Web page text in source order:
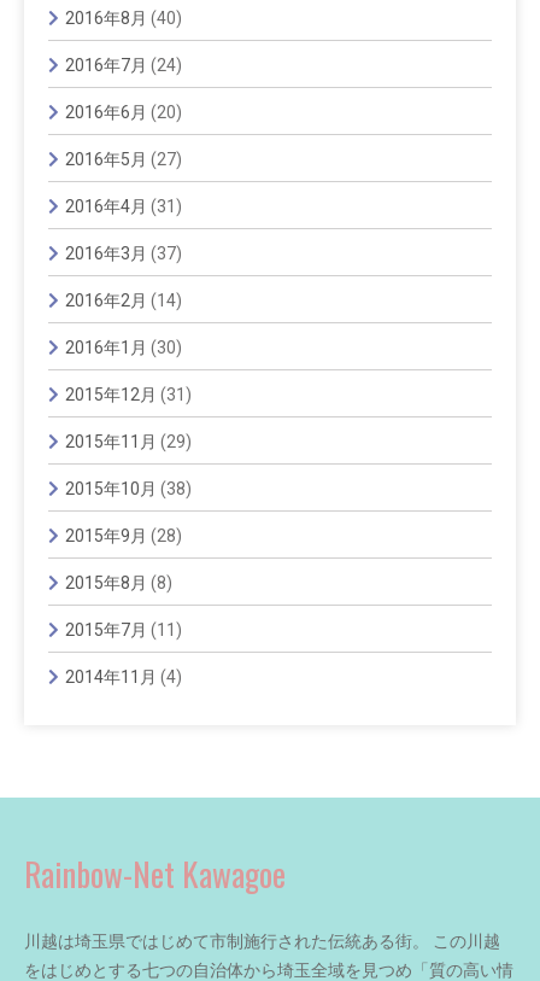
2016年8月 (40)
2016年7月 (24)
2016年6月 (20)
2016年5月 (27)
2016年4月 (31)
2016年3月 (37)
2016年2月 (14)
2016年1月 (30)
2015年12月 (31)
2015年11月 (29)
2015年10月 (38)
2015年9月 (28)
2015年8月 (8)
2015年7月 (11)
2014年11月 (4)
Rainbow-Net Kawagoe
川越は埼玉県ではじめて市制施行された伝統ある街。 この川越
をはじめとする七つの自治体から埼玉全域を見つめ「質の高い情